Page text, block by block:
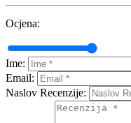
Ocjena:
Ime:
Email:
Naslov Recenzije: